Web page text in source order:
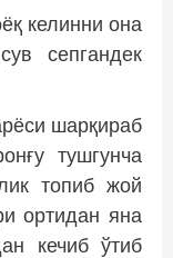
келинни она
сепгандек
шарқираб
тушгунча
топиб жой
ортидан яна
кечиб ўтиб